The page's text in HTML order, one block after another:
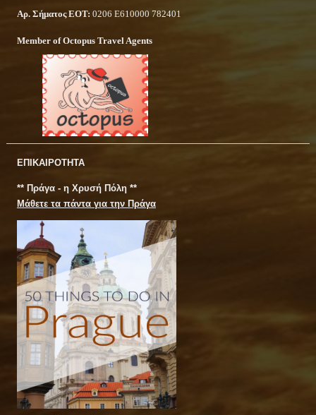
Αρ. Σήματος ΕΟΤ: 0206 Ε610000 782401
Member of Octopus Travel Agents
ΕΠΙΚΑΙΡΟΤΗΤΑ
** Πράγα - η Χρυσή Πόλη **
Μάθετε τα πάντα για την Πράγα